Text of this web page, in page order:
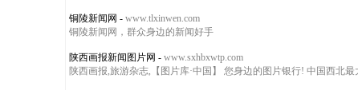
铜陵新闻网 - www.tlxinwen.com
铜陵新闻网，群众身边的新闻好手
陕西画报新闻图片网 - www.sxhbxwtp.com
陕西画报,旅游杂志,【图片库·中国】 您身边的图片银行! 中国西北